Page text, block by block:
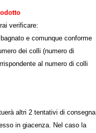
verificare:
e comunque conforme
dei colli (numero di
al numero di colli
altri 2 tentativi di consegna
in giacenza. Nel caso la